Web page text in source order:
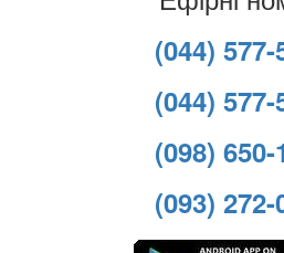
(044) 577-
(044) 577-
(098) 650-
(093) 272-